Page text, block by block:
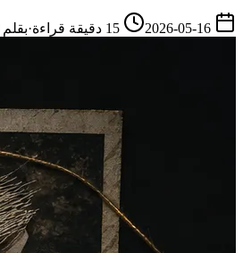
2026-05-16
15 دقيقة قراءة·بقلم